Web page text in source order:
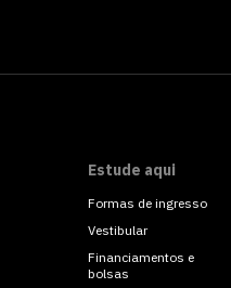
Estude aqui
Formas de ingresso
Vestibular
Financiamentos e
bolsas